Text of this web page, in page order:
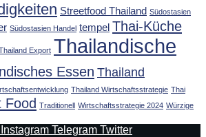
Streetfood Thailand Südostasien
Südostasien Handel tempel Thai-Küche
Export Thailandische
Essen Thailand
Thailand Wirtschaftsstrategie Thai
Food Traditionell Wirtschaftsstrategie 2024 Würzige
Instagram Telegram Twitter